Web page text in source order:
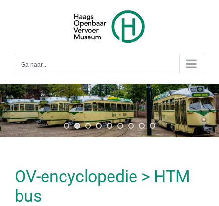
Ga naar...
OV-encyclopedie > HTM
bus